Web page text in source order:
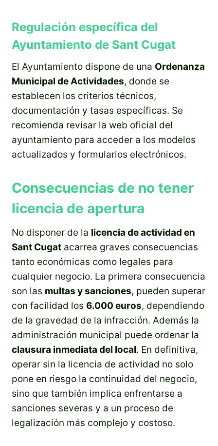
Regulación específica del
Ayuntamiento de Sant Cugat
El Ayuntamiento dispone de una Ordenanza
Municipal de Actividades, donde se
establecen los criterios técnicos,
documentación y tasas específicas. Se
recomienda revisar la web oficial del
ayuntamiento para acceder a los modelos
actualizados y formularios electrónicos.
Consecuencias de no tener
licencia de apertura
No disponer de la licencia de actividad en
Sant Cugat acarrea graves consecuencias
tanto económicas como legales para
cualquier negocio. La primera consecuencia
son las multas y sanciones, pueden superar
con facilidad los 6.000 euros, dependiendo
de la gravedad de la infracción. Además la
administración municipal puede ordenar la
clausura inmediata del local. En definitiva,
operar sin la licencia de actividad no solo
pone en riesgo la continuidad del negocio,
sino que también implica enfrentarse a
sanciones severas y a un proceso de
legalización más complejo y costoso.